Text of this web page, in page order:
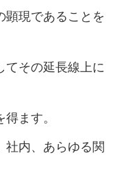
顕現であることを
てその延長線上に
ます。
社内、あらゆる関